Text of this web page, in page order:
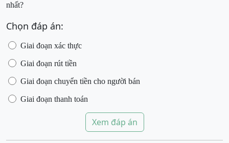
nhất?
Chọn đáp án:
Giai đoạn xác thực
Giai đoạn rút tiền
Giai đoạn chuyển tiền cho người bán
Giai đoạn thanh toán
Xem đáp án